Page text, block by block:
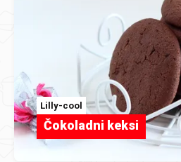
Lilly-cool
Čokoladni keksi